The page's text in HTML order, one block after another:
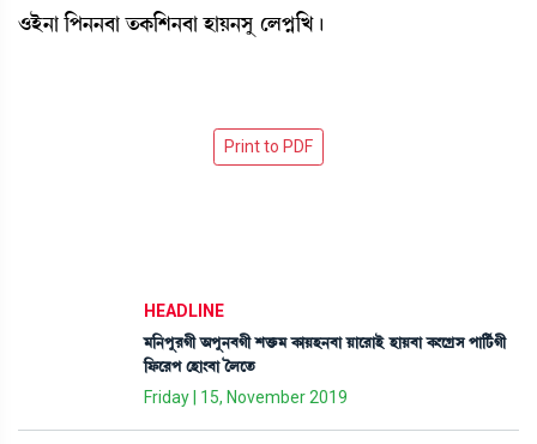
*Òü>à [š>>¤à t¡A¡[Å>¤à ÒàÚ>Îå ëºš¥[J¡ú
HEADLINE
³[>šå¹Kã "šå>¤Kã Åv¡û¡³ A¡àÚÒ>¤à Úàì¹àÒü ÒàÚ¤à A¡}ìNøÎ šà[i¢¡Kã
[ó¡ì¹š ëÒà}¤à íºìt¡
Friday | 15, November 2019